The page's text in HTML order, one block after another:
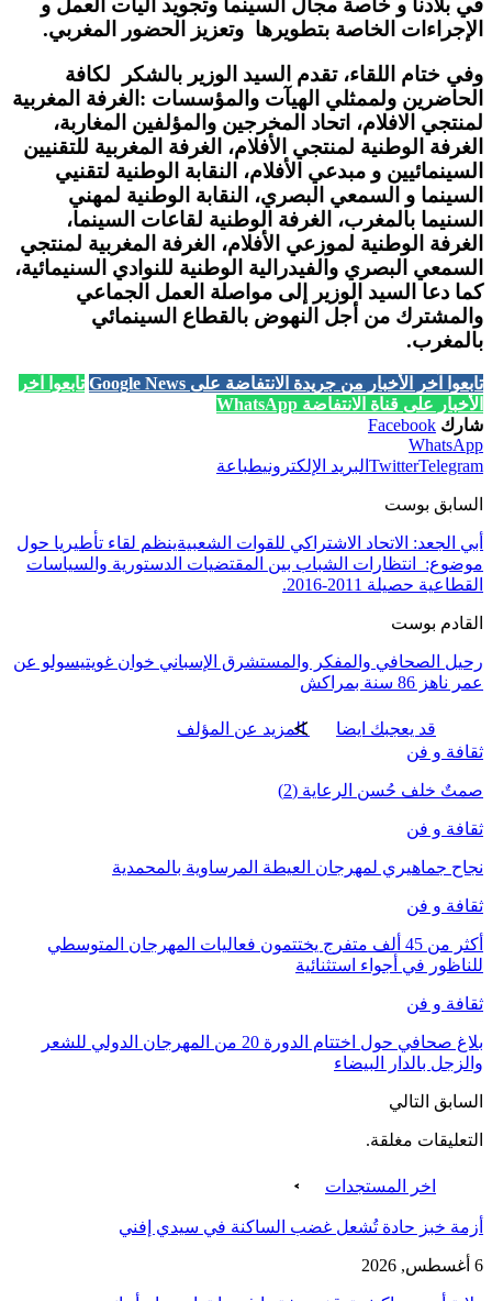
في بلادنا و خاصة مجال السينما وتجويد آليات العمل و
الإجراءات الخاصة بتطويرها وتعزيز الحضور المغربي.
وفي ختام اللقاء، تقدم السيد الوزير بالشكر لكافة
الحاضرين ولممثلي الهيآت والمؤسسات :الغرفة المغربية
لمنتجي الافلام، اتحاد المخرجين والمؤلفين المغاربة،
الغرفة الوطنية لمنتجي الأفلام، الغرفة المغربية للتقنيين
السينمائيين و مبدعي الأفلام، النقابة الوطنية لتقنيي
السينما و السمعي البصري، النقابة الوطنية لمهني
السنيما بالمغرب، الغرفة الوطنية لقاعات السينما،
الغرفة الوطنية لموزعي الأفلام، الغرفة المغربية لمنتجي
السمعي البصري والفيدرالية الوطنية للنوادي السنيمائية،
كما دعا السيد الوزير إلى مواصلة العمل الجماعي
والمشترك من أجل النهوض بالقطاع السينمائي
بالمغرب.
تابعوا آخر الأخبار من جريدة الانتفاضة على Google News
تابعوا آخر
الأخبار على قناة الانتفاضة WhatsApp
شارك Facebook
WhatsApp
TwitterTelegram البريد الإلكترونيطباعة
السابق بوست
أبي الجعد: الاتحاد الاشتراكي للقوات الشعبيةينظم لقاء تأطيريا حول
موضوع: انتظارات الشباب بين المقتضيات الدستورية والسياسات
القطاعية حصيلة 2011-2016.
القادم بوست
رحيل الصحافي والمفكر والمستشرق الإسباني خوان غويتيسولو عن
عمر ناهز 86 سنة بمراكش
قد يعجبك ايضا
المزيد عن المؤلف
ثقافة و فن
صمتٌ خلف حُسن الرعاية (2)
ثقافة و فن
نجاح جماهيري لمهرجان العيطة المرساوية بالمحمدية
ثقافة و فن
أكثر من 45 ألف متفرج يختتمون فعاليات المهرجان المتوسطي
للناظور في أجواء استثنائية
ثقافة و فن
بلاغ صحافي حول اختتام الدورة 20 من المهرجان الدولي للشعر
والزجل بالدار البيضاء
السابق التالي
التعليقات مغلقة.
اخر المستجدات
أزمة خبز حادة تُشعل غضب الساكنة في سيدي إفني
6 أغسطس, 2026